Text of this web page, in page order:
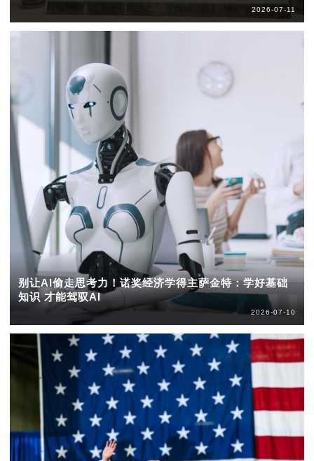
2026-07-11
别让AI偷走思考力！诺奖经济学得主萨金特：学好基础
知识 才能驾驭AI
2026-07-10